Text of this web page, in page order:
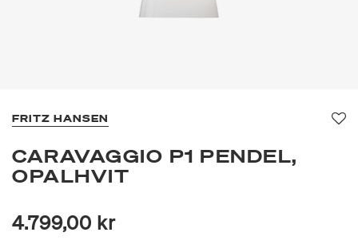
FRITZ HANSEN
CARAVAGGIO P1 PENDEL,
OPALHVIT
4.799,00 kr